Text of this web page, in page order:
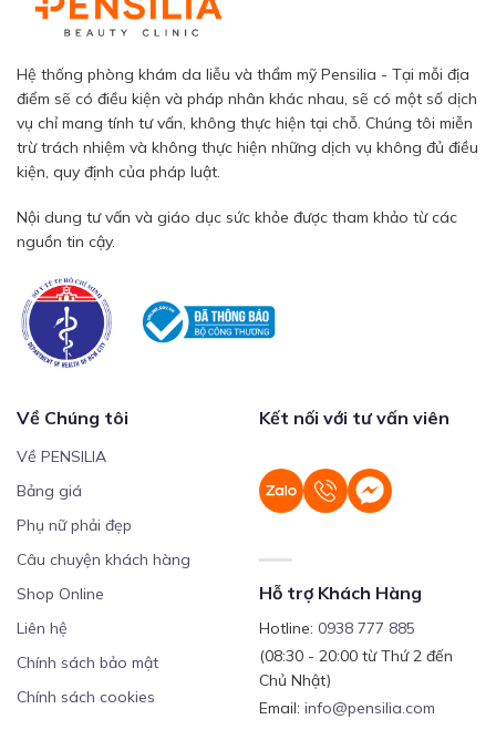
Hệ thống phòng khám da liễu và thẩm mỹ Pensilia - Tại mỗi địa
điểm sẽ có điều kiện và pháp nhân khác nhau, sẽ có một số dịch
vụ chỉ mang tính tư vấn, không thực hiện tại chỗ. Chúng tôi miễn
trừ trách nhiệm và không thực hiện những dịch vụ không đủ điều
kiện, quy định của pháp luật.
Nội dung tư vấn và giáo dục sức khỏe được tham khảo từ các
nguồn tin cậy.
Về Chúng tôi
Về PENSILIA
Bảng giá
Phụ nữ phải đẹp
Câu chuyện khách hàng
Shop Online
Liên hệ
Chính sách bảo mật
Chính sách cookies
Kết nối với tư vấn viên
Hỗ trợ Khách Hàng
Hotline: 0938 777 885
(08:30 - 20:00 từ Thứ 2 đến
Chủ Nhật)
Email: info@pensilia.com